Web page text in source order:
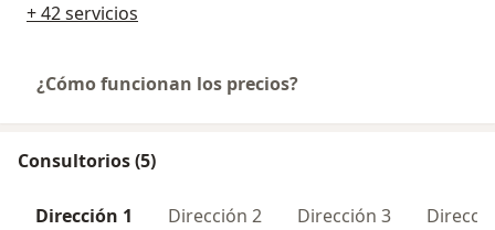
+ 42 servicios
¿Cómo funcionan los precios?
Consultorios (5)
Dirección 1 Dirección 2 Dirección 3